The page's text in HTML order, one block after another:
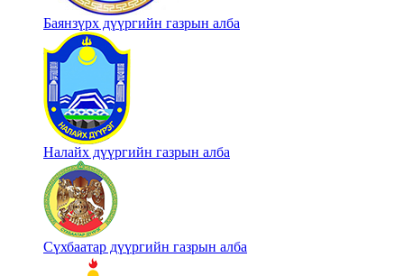
Баянзүрх дүүргийн газрын алба
Налайх дүүргийн газрын алба
Сүхбаатар дүүргийн газрын алба